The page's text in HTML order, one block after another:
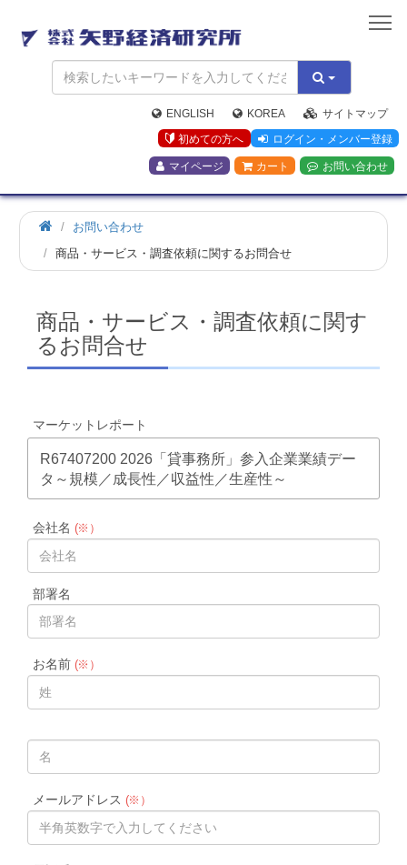
矢
野
経
済
研
究
所
ENGLISH KOREA
サイトマップ
初めての方へ
ログイン・メンバー登録
マイページ カート お問い合わせ
お問い合わせ
商品・サービス・調査依頼に関するお問合せ
商品・サービス・調査依頼に関す
るお問合せ
マーケットレポート
R67407200 2026「貸事務所」参入企業業績デー
タ～規模／成長性／収益性／生産性～
会社名 (※）
部署名
お名前(※）
メールアドレス (※）